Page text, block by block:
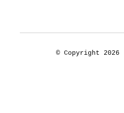
© Copyright